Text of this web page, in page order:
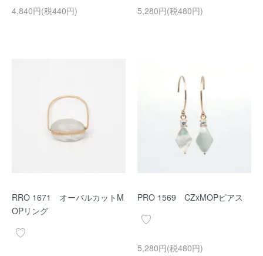
4,840円(税440円) 5,280円(税480円)
RRO 1671 オーバルカットM
OPリング
PRO 1569 CZxMOPピアス
5,280円(税480円)